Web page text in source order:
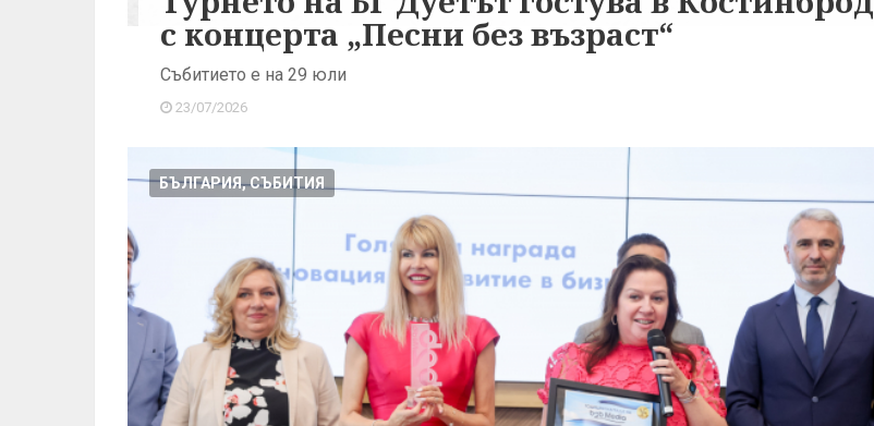
с концерта „Песни без възраст“
Събитието е на 29 юли
23/07/2026
БЪЛГАРИЯ, СЪБИТИЯ